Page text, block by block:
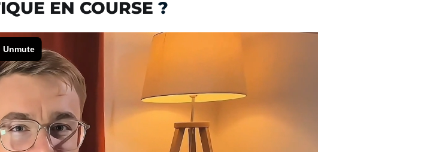
EN COURSE ?